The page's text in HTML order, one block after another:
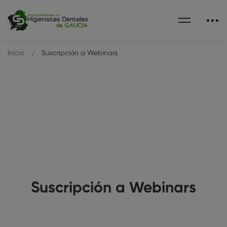
Suscripción a Webinars
Inicio Suscripción a Webinars